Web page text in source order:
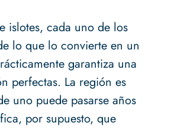
islotes, cada uno de los
lo que lo convierte en un
garantiza una
perfectas. La región es
uno puede pasarse años
por supuesto, que